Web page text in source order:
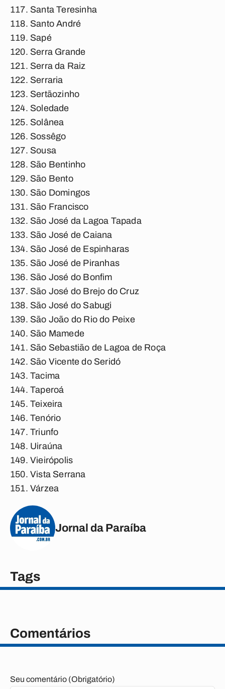
Santa Teresinha
Santo André
Sapé
Serra Grande
Serra da Raiz
Serraria
Sertãozinho
Soledade
Solânea
Sossêgo
Sousa
São Bentinho
São Bento
São Domingos
São Francisco
São José da Lagoa Tapada
São José de Caiana
São José de Espinharas
São José de Piranhas
São José do Bonfim
São José do Brejo do Cruz
São José do Sabugi
São João do Rio do Peixe
São Mamede
São Sebastião de Lagoa de Roça
São Vicente do Seridó
Tacima
Taperoá
Teixeira
Tenório
Triunfo
Uiraúna
Vieirópolis
Vista Serrana
Várzea
Jornal da Paraíba
Tags
Comentários
Seu comentário (Obrigatório)